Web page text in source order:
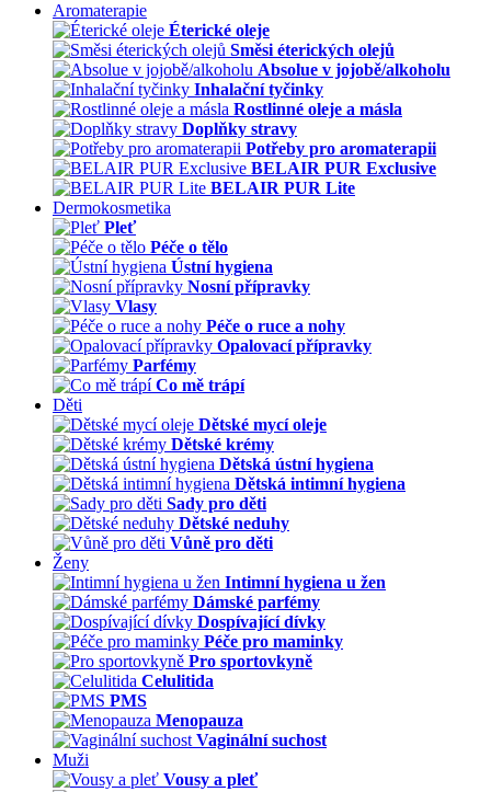
Aromaterapie
Éterické oleje
Směsi éterických olejů
Absolue v jojobě/alkoholu
Inhalační tyčinky
Rostlinné oleje a másla
Doplňky stravy
Potřeby pro aromaterapii
BELAIR PUR Exclusive
BELAIR PUR Lite
Dermokosmetika
Pleť
Péče o tělo
Ústní hygiena
Nosní přípravky
Vlasy
Péče o ruce a nohy
Opalovací přípravky
Parfémy
Co mě trápí
Děti
Dětské mycí oleje
Dětské krémy
Dětská ústní hygiena
Dětská intimní hygiena
Sady pro děti
Dětské neduhy
Vůně pro děti
Ženy
Intimní hygiena u žen
Dámské parfémy
Dospívající dívky
Péče pro maminky
Pro sportovkyně
Celulitida
PMS
Menopauza
Vaginální suchost
Muži
Vousy a pleť